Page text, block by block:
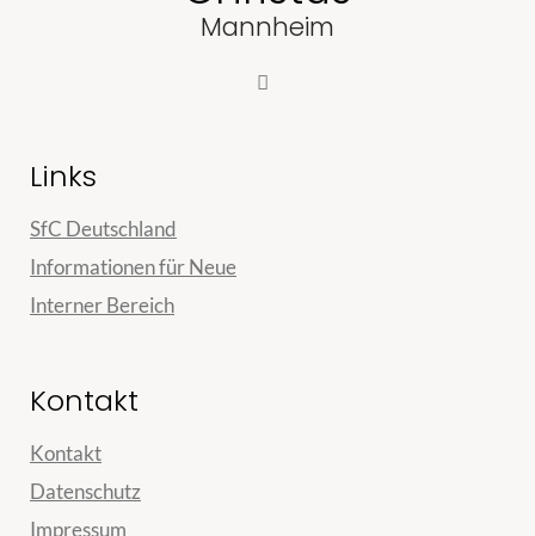
Mannheim
Links
SfC Deutschland
Informationen für Neue
Interner Bereich
Kontakt
Kontakt
Datenschutz
Impressum